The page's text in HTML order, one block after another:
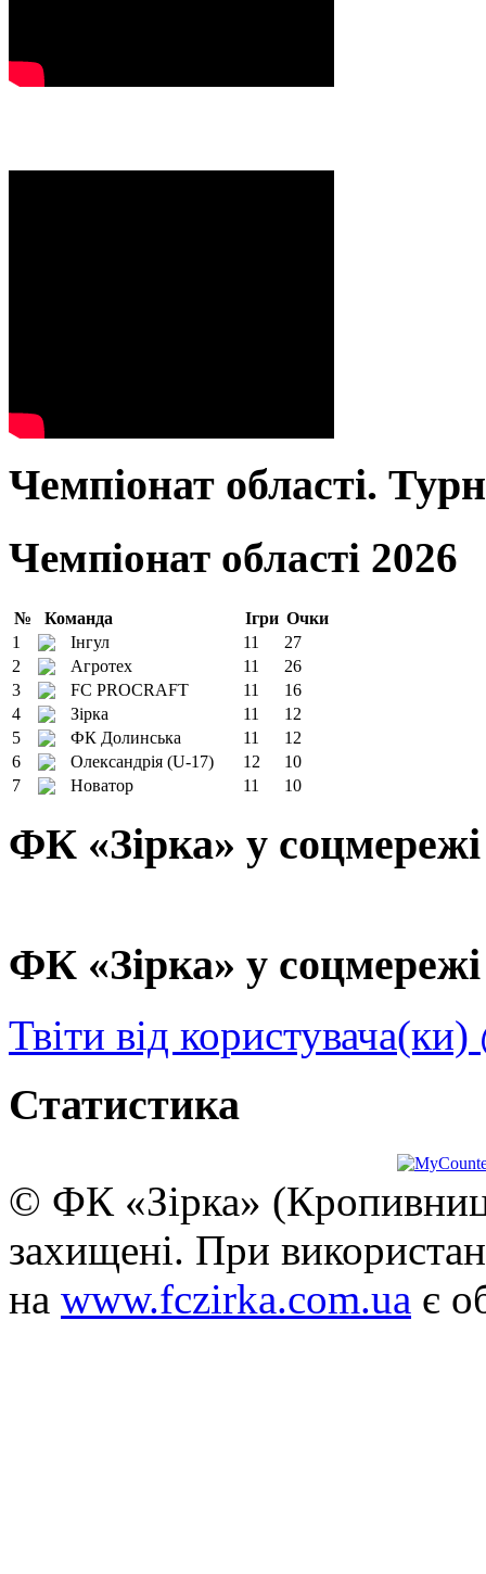
Чемпіонат області.
Чемпіонат області 2026
№ Команда Ігри Очки
1
Інгул 11
27
2
Агротех 11
26
3
FC PROCRAFT 11
16
4
Зірка 11
12
5
ФК Долинська 11
12
6
Олександрія (U-17) 12
10
7
Новатор 11 10
ФК «Зірка» у
ФК «Зірка» у
Твіти від
Статистика
© ФК «Зірка»
захищені. При
на www.fczirka.com.ua є